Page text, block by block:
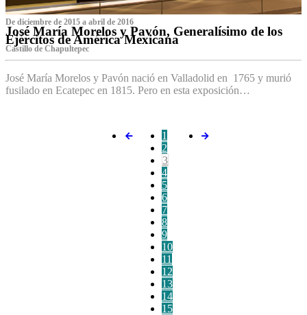
De diciembre de 2015 a abril de 2016
José María Morelos y Pavón, Generalísimo de los
Ejércitos de América Mexicana
C‌astillo de Chapultepec
José María Morelos y Pavón nació en Valladolid en 1765 y murió
fusilado en Ecatepec en 1815. Pero en esta exposición…
1
2
3
4
5
6
7
8
9
10
11
12
13
14
15